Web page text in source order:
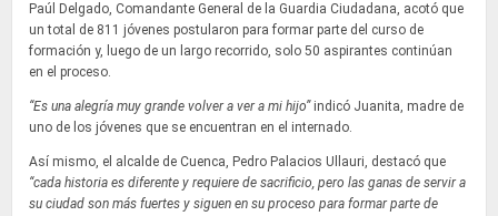
Paúl Delgado, Comandante General de la Guardia Ciudadana, acotó que
un total de 811 jóvenes postularon para formar parte del curso de
formación y, luego de un largo recorrido, solo 50 aspirantes continúan
en el proceso.
“Es una alegría muy grande volver a ver a mi hijo”indicó Juanita, madre de
uno de los jóvenes que se encuentran en el internado.
Así mismo, el alcalde de Cuenca, Pedro Palacios Ullauri, destacó que
“cada historia es diferente y requiere de sacrificio, pero las ganas de servir a
su ciudad son más fuertes y siguen en su proceso para formar parte de